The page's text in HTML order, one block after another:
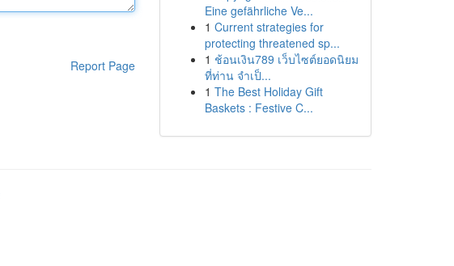
Report Page
Eine gefährliche Ve...
1 Current strategies for
protecting threatened sp...
1 ช้อนเงิน789 เว็บไซต์ยอดนิยม
ที่ท่าน จำเป็...
1 The Best Holiday Gift
Baskets : Festive C...